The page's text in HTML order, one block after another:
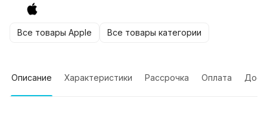
Все товары Apple Все товары категории
Описание Характеристики Рассрочка Оплата